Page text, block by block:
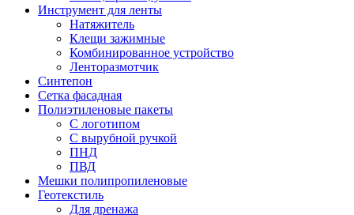
Инструмент для ленты
Натяжитель
Клещи зажимные
Комбинированное устройство
Ленторазмотчик
Синтепон
Сетка фасадная
Полиэтиленовые пакеты
С логотипом
С вырубной ручкой
ПНД
ПВД
Мешки полипропиленовые
Геотекстиль
Для дренажа